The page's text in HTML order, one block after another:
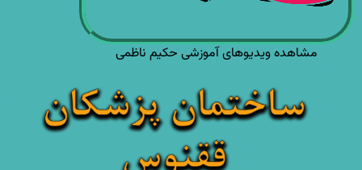
مشاهده ویدیوهای آموزشی حکیم ناظمی